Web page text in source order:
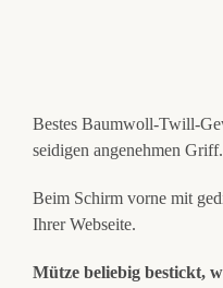
Bestes Baumwoll-Twill-
seidigen angenehmen Griff.
Beim Schirm vorne mit
Ihrer Webseite.
Mütze beliebig bestickt,